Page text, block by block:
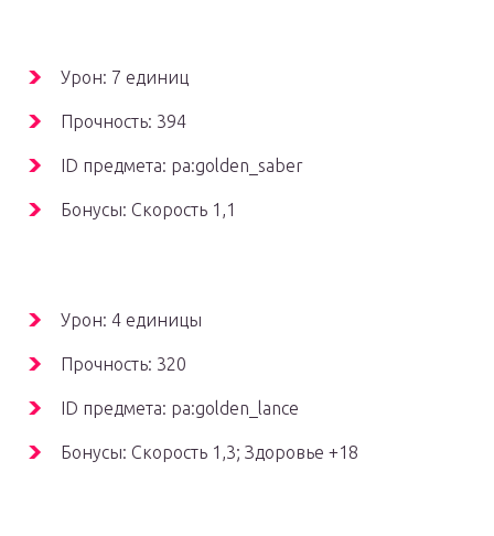
Урон: 7 единиц
Прочность: 394
ID предмета: pa:golden_saber
Бонусы: Скорость 1,1
Урон: 4 единицы
Прочность: 320
ID предмета: pa:golden_lance
Бонусы: Скорость 1,3; Здоровье +18